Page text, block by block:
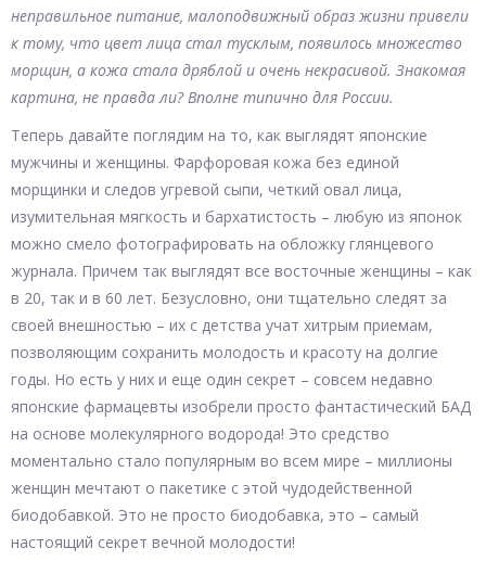
неправильное питание, малоподвижный образ жизни привели
к тому, что цвет лица стал тусклым, появилось множество
морщин, а кожа стала дряблой и очень некрасивой. Знакомая
картина, не правда ли? Вполне типично для России.
Теперь давайте поглядим на то, как выглядят японские
мужчины и женщины. Фарфоровая кожа без единой
морщинки и следов угревой сыпи, четкий овал лица,
изумительная мягкость и бархатистость – любую из японок
можно смело фотографировать на обложку глянцевого
журнала. Причем так выглядят все восточные женщины – как
в 20, так и в 60 лет. Безусловно, они тщательно следят за
своей внешностью – их с детства учат хитрым приемам,
позволяющим сохранить молодость и красоту на долгие
годы. Но есть у них и еще один секрет – совсем недавно
японские фармацевты изобрели просто фантастический БАД
на основе молекулярного водорода! Это средство
моментально стало популярным во всем мире – миллионы
женщин мечтают о пакетике с этой чудодейственной
биодобавкой. Это не просто биодобавка, это – самый
настоящий секрет вечной молодости!